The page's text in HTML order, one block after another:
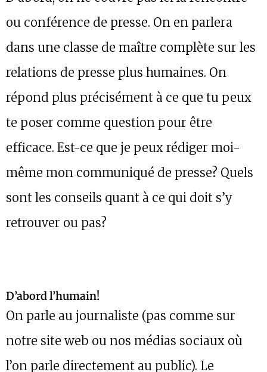
ou conférence de presse. On en parlera
dans une classe de maître complète sur les
relations de presse plus humaines. On
répond plus précisément à ce que tu peux
te poser comme question pour être
efficace. Est-ce que je peux rédiger moi-
même mon communiqué de presse? Quels
sont les conseils quant à ce qui doit s’y
retrouver ou pas?
D’abord l’humain!
On parle au journaliste (pas comme sur
notre site web ou nos médias sociaux où
l’on parle directement au public). Le